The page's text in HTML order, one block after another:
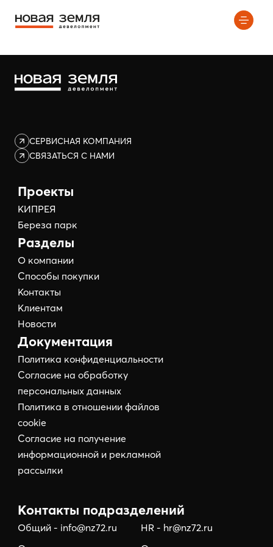
Элемент не найден!
СЕРВИСНАЯ КОМПАНИЯ
СВЯЗАТЬСЯ С НАМИ
Проекты
КИПРЕЯ
Береза парк
Разделы
О компании
Способы покупки
Контакты
Клиентам
Новости
Документация
Политика конфиденциальности
Согласие на обработку
персональных данных
Политика в отношении файлов
cookie
Согласие на получение
информационной и рекламной
рассылки
Контакты подразделений
Общий - info@nz72.ru
HR - hr@nz72.ru